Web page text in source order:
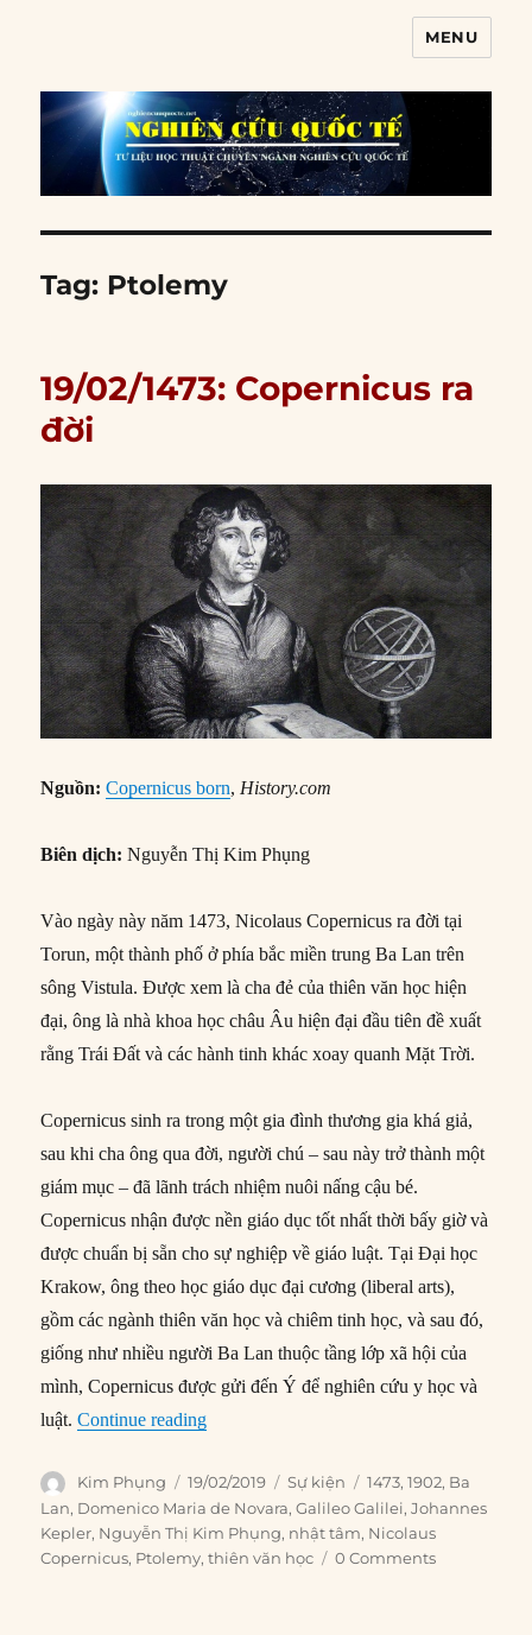
MENU
Tag: Ptolemy
19/02/1473: Copernicus ra
đời
Nguồn:Copernicus born,History.com
Biên dịch: Nguyễn Thị Kim Phụng
Vào ngày này năm 1473, Nicolaus Copernicus ra đời tại
Torun, một thành phố ở phía bắc miền trung Ba Lan trên
sông Vistula. Được xem là cha đẻ của thiên văn học hiện
đại, ông là nhà khoa học châu Âu hiện đại đầu tiên đề xuất
rằng Trái Đất và các hành tinh khác xoay quanh Mặt Trời.
Copernicus sinh ra trong một gia đình thương gia khá giả,
sau khi cha ông qua đời, người chú – sau này trở thành một
giám mục – đã lãnh trách nhiệm nuôi nấng cậu bé.
Copernicus nhận được nền giáo dục tốt nhất thời bấy giờ và
được chuẩn bị sẵn cho sự nghiệp về giáo luật. Tại Đại học
Krakow, ông theo học giáo dục đại cương (liberal arts),
gồm các ngành thiên văn học và chiêm tinh học, và sau đó,
giống như nhiều người Ba Lan thuộc tầng lớp xã hội của
mình, Copernicus được gửi đến Ý để nghiên cứu y học và
luật.Continue reading“19/02/1473: Copernicus ra đời”
Author
Kim Phụng
Posted
on
19/02/2019 Categories
Sự kiện Tags
1473,1902, Ba
Lan, Domenico Maria de Novara,Galileo Galilei,Johannes
Kepler, Nguyễn Thị Kim Phụng, nhật tâm, Nicolaus
Copernicus, Ptolemy,thiên văn học 0 Comments